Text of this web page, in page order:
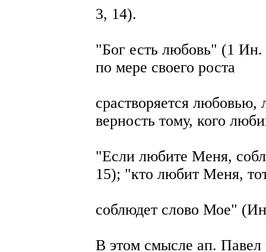
3, 14).
"Бог есть любовь" (1
по мере своего роста
срастворяется
верность тому, кого
"Если любите Меня,
15); "кто любит Меня,
соблюдет слово Мое"
В этом смысле ап. Павел